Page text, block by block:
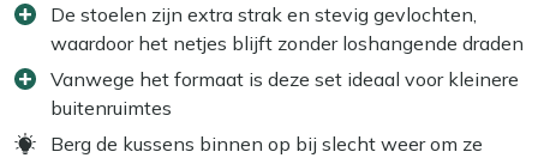
De stoelen zijn extra strak en stevig gevlochten,
waardoor het netjes blijft zonder loshangende draden
Vanwege het formaat is deze set ideaal voor kleinere
buitenruimtes
Berg de kussens binnen op bij slecht weer om ze